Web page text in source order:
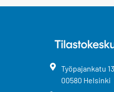
Työpajankatu 13
00580 Helsinki